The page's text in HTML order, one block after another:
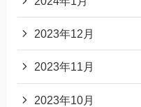
2023年12月
2023年11月
2023年10月